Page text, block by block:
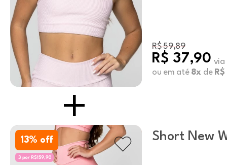
R$ 59,89
R$ 37,90 via
ou em até 8x de
13% off
Short New